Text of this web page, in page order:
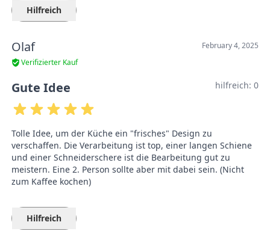
Hilfreich
Olaf
Verifizierter Kauf
February 4, 2025
Gute Idee hilfreich: 0
Tolle Idee, um der Küche ein "frisches" Design zu
verschaffen. Die Verarbeitung ist top, einer langen Schiene
und einer Schneiderschere ist die Bearbeitung gut zu
meistern. Eine 2. Person sollte aber mit dabei sein. (Nicht
zum Kaffee kochen)
Hilfreich